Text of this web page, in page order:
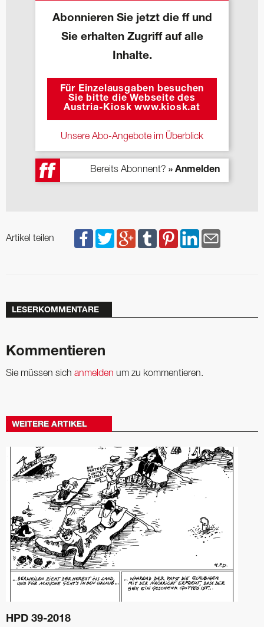
Abonnieren Sie jetzt die ff und
Sie erhalten Zugriff auf alle
Inhalte.
Für Einzelausgaben besuchen
Sie bitte die Webseite des
Austria-Kiosk www.kiosk.at
Unsere Abo-Angebote im Überblick
Bereits Abonnent? » Anmelden
Artikel teilen
LESERKOMMENTARE
Kommentieren
Sie müssen sich anmelden um zu kommentieren.
WEITERE ARTIKEL
HPD 39-2018